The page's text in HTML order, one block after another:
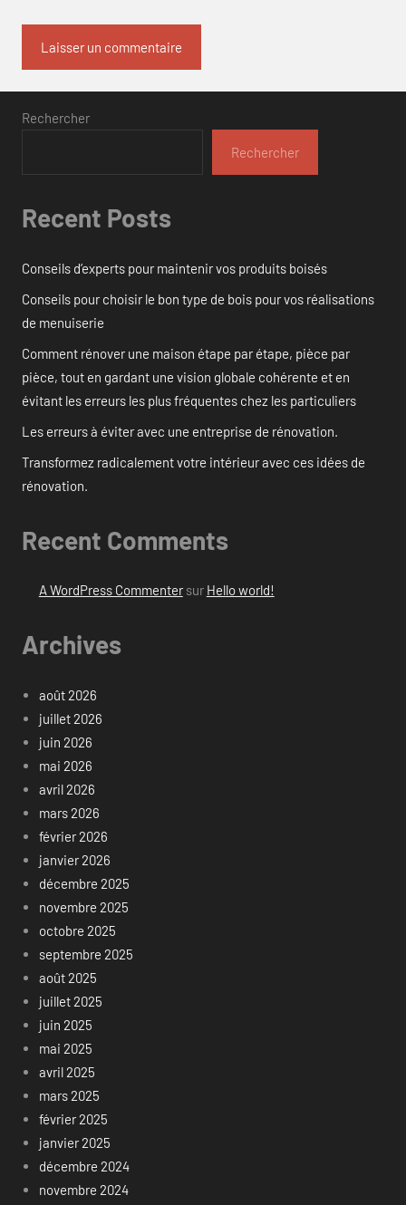
Rechercher
Rechercher
Recent Posts
Conseils d’experts pour maintenir vos produits boisés
Conseils pour choisir le bon type de bois pour vos réalisations
de menuiserie
Comment rénover une maison étape par étape, pièce par
pièce, tout en gardant une vision globale cohérente et en
évitant les erreurs les plus fréquentes chez les particuliers
Les erreurs à éviter avec une entreprise de rénovation.
Transformez radicalement votre intérieur avec ces idées de
rénovation.
Recent Comments
A WordPress Commentersur Hello world!
Archives
août 2026
juillet 2026
juin 2026
mai 2026
avril 2026
mars 2026
février 2026
janvier 2026
décembre 2025
novembre 2025
octobre 2025
septembre 2025
août 2025
juillet 2025
juin 2025
mai 2025
avril 2025
mars 2025
février 2025
janvier 2025
décembre 2024
novembre 2024